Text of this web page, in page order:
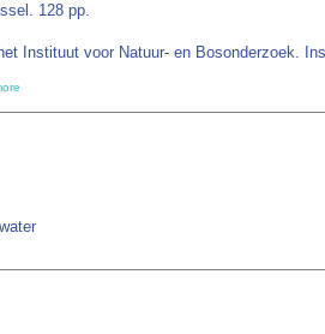
128 pp.
Instituut voor Natuur- en Bosonderzoek.